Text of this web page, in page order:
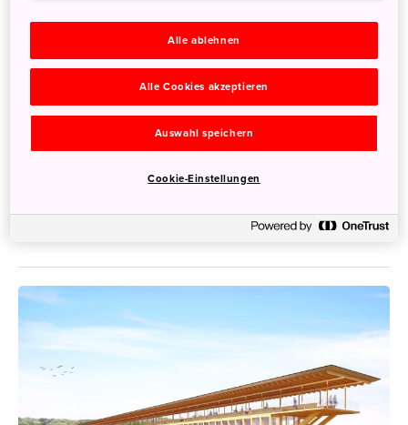
Nachhaltig Reisen in Japan – geht das?
JNTO - Japan National Tourism Organization
Alle ablehnen
Alle Cookies akzeptieren
Auswahl speichern
Cookie-Einstellungen